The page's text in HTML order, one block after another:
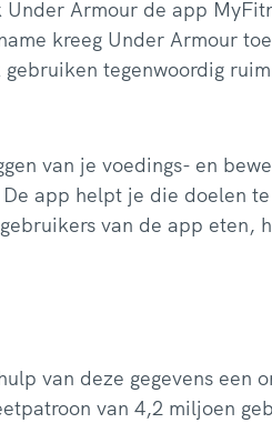
Armour de app
kreeg Under Armour
tegenwoordig
van je voedings- en
app helpt je die doelen
van de app eten,
van deze gegevens een
van 4,2 miljoen